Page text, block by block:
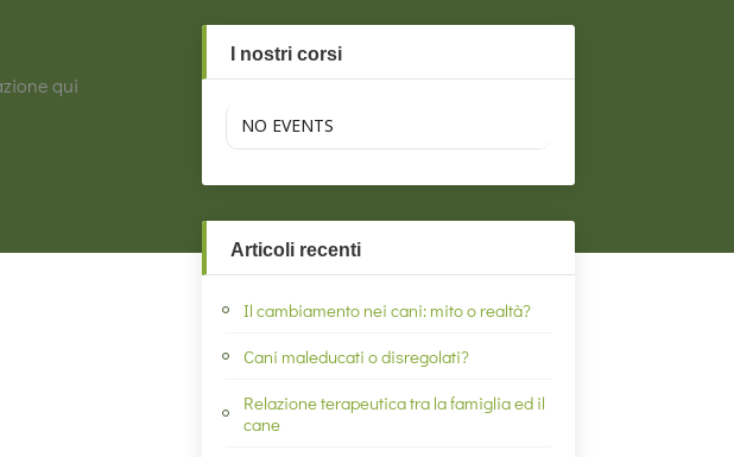
qui
I nostri corsi
NO EVENTS
Articoli recenti
Il cambiamento nei cani: mito o realtà?
Cani maleducati o disregolati?
Relazione terapeutica tra la famiglia ed il
cane